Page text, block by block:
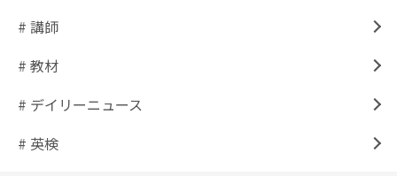
# 講師
# 教材
# デイリーニュース
# 英検